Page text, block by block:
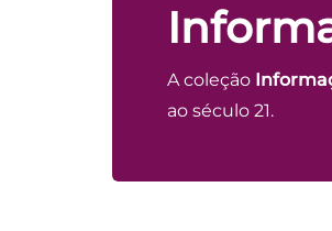
A coleção
ao século 21.